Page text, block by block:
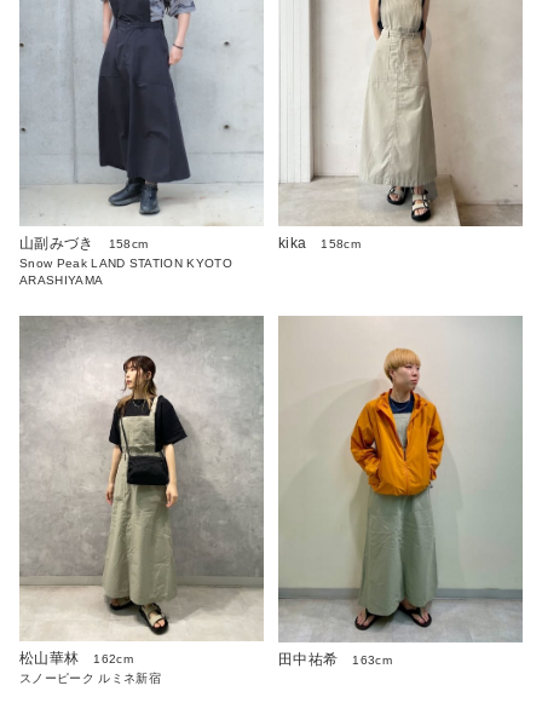
山副みづき
158cm
Snow Peak LAND STATION KYOTO
ARASHIYAMA
kika 158cm
松山華林
162cm
スノーピーク ルミネ新宿
田中祐希 163cm